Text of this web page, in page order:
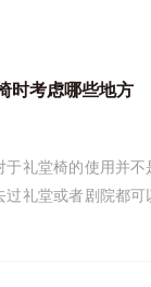
时考虑哪些地方
礼堂椅的使用并不
礼堂或者剧院都可